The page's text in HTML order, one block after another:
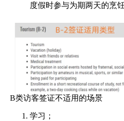
度假时参与为期两天的烹
B类访客签证不适用的场景
学习；